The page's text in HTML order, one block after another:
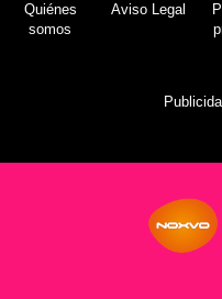
Quiénes
somos
Aviso Legal